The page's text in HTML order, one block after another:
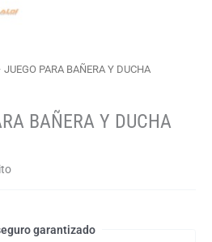
PARA BAÑERA Y DUCHA
BAÑERA Y DUCHA
garantizado